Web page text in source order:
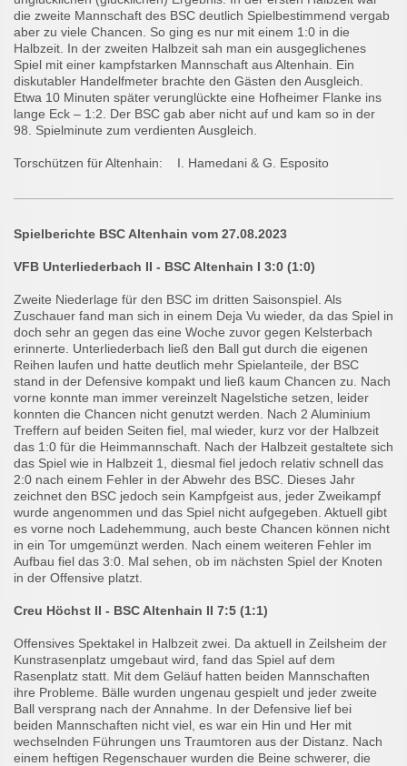
die zweite Mannschaft des BSC deutlich Spielbestimmend vergab
aber zu viele Chancen. So ging es nur mit einem 1:0 in die
Halbzeit. In der zweiten Halbzeit sah man ein ausgeglichenes
Spiel mit einer kampfstarken Mannschaft aus Altenhain. Ein
diskutabler Handelfmeter brachte den Gästen den Ausgleich.
Etwa 10 Minuten später verunglückte eine Hofheimer Flanke ins
lange Eck – 1:2. Der BSC gab aber nicht auf und kam so in der
98. Spielminute zum verdienten Ausgleich.
Torschützen für Altenhain: I. Hamedani & G. Esposito
Spielberichte BSC Altenhain vom 27.08.2023
VFB Unterliederbach II - BSC Altenhain I 3:0 (1:0)
Zweite Niederlage für den BSC im dritten Saisonspiel. Als
Zuschauer fand man sich in einem Deja Vu wieder, da das Spiel in
doch sehr an gegen das eine Woche zuvor gegen Kelsterbach
erinnerte. Unterliederbach ließ den Ball gut durch die eigenen
Reihen laufen und hatte deutlich mehr Spielanteile, der BSC
stand in der Defensive kompakt und ließ kaum Chancen zu. Nach
vorne konnte man immer vereinzelt Nagelstiche setzen, leider
konnten die Chancen nicht genutzt werden. Nach 2 Aluminium
Treffern auf beiden Seiten fiel, mal wieder, kurz vor der Halbzeit
das 1:0 für die Heimmannschaft. Nach der Halbzeit gestaltete sich
das Spiel wie in Halbzeit 1, diesmal fiel jedoch relativ schnell das
2:0 nach einem Fehler in der Abwehr des BSC. Dieses Jahr
zeichnet den BSC jedoch sein Kampfgeist aus, jeder Zweikampf
wurde angenommen und das Spiel nicht aufgegeben. Aktuell gibt
es vorne noch Ladehemmung, auch beste Chancen können nicht
in ein Tor umgemünzt werden. Nach einem weiteren Fehler im
Aufbau fiel das 3:0. Mal sehen, ob im nächsten Spiel der Knoten
in der Offensive platzt.
Creu Höchst II - BSC Altenhain II 7:5 (1:1)
Offensives Spektakel in Halbzeit zwei. Da aktuell in Zeilsheim der
Kunstrasenplatz umgebaut wird, fand das Spiel auf dem
Rasenplatz statt. Mit dem Geläuf hatten beiden Mannschaften
ihre Probleme. Bälle wurden ungenau gespielt und jeder zweite
Ball versprang nach der Annahme. In der Defensive lief bei
beiden Mannschaften nicht viel, es war ein Hin und Her mit
wechselnden Führungen uns Traumtoren aus der Distanz. Nach
einem heftigen Regenschauer wurden die Beine schwerer, die